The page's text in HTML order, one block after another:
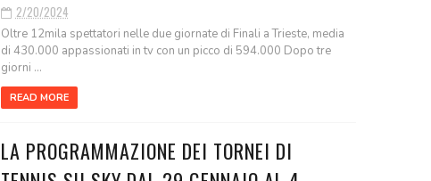
2/20/2024
Oltre 12mila spettatori nelle due giornate di Finali a Trieste, media
di 430.000 appassionati in tv con un picco di 594.000 Dopo tre
giorni ...
READ MORE
LA PROGRAMMAZIONE DEI TORNEI DI